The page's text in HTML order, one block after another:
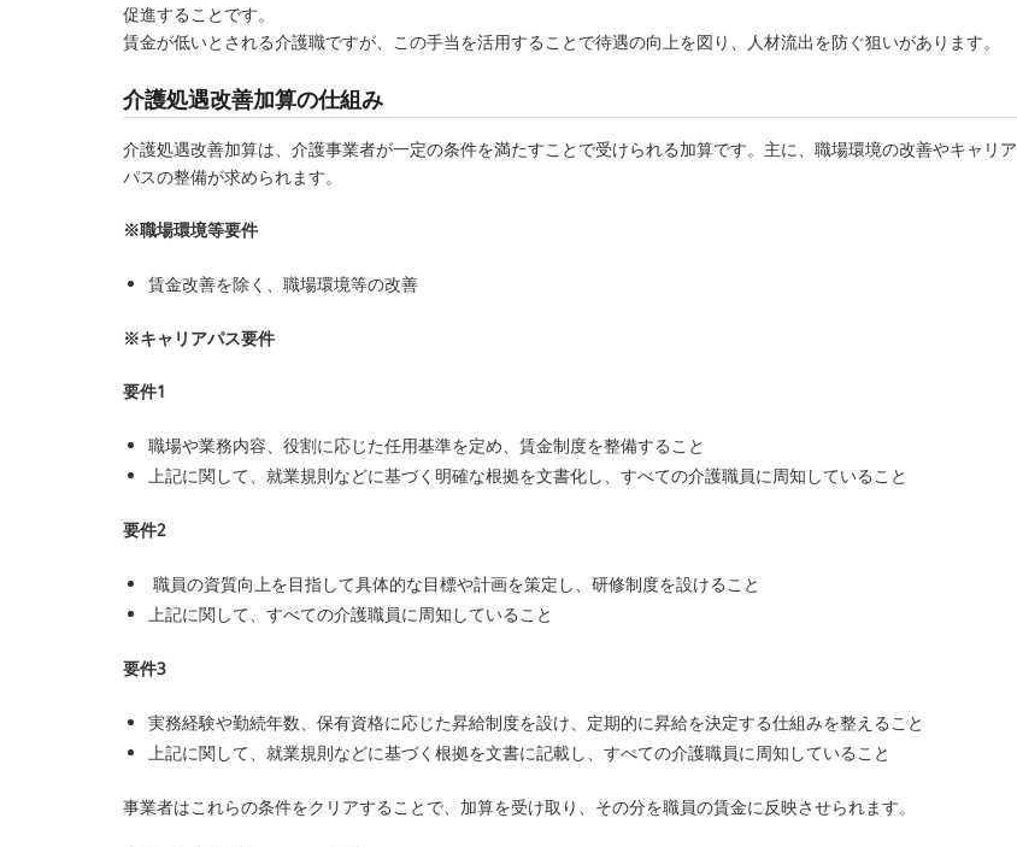
促進することです。
賃金が低いとされる介護職ですが、この手当を活用することで待遇の向上を図り、人材流出を防ぐ狙いがあります。
介護処遇改善加算の仕組み
介護処遇改善加算は、介護事業者が一定の条件を満たすことで受けられる加算です。主に、職場環境の改善やキャリア
パスの整備が求められます。
※職場環境等要件
賃金改善を除く、職場環境等の改善
※キャリアパス要件
要件1
職場や業務内容、役割に応じた任用基準を定め、賃金制度を整備すること
上記に関して、就業規則などに基づく明確な根拠を文書化し、すべての介護職員に周知していること
要件2
職員の資質向上を目指して具体的な目標や計画を策定し、研修制度を設けること
上記に関して、すべての介護職員に周知していること
要件3
実務経験や勤続年数、保有資格に応じた昇給制度を設け、定期的に昇給を決定する仕組みを整えること
上記に関して、就業規則などに基づく根拠を文書に記載し、すべての介護職員に周知していること
事業者はこれらの条件をクリアすることで、加算を受け取り、その分を職員の賃金に反映させられます。